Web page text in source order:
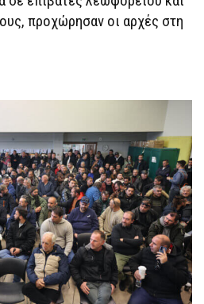
προχώρησαν οι αρχές στη